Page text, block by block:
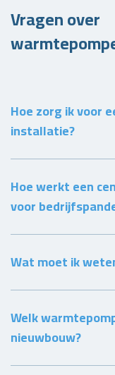
Vragen over
Hoe zorg ik voor
installatie?
Hoe werkt een
voor
Wat moet ik
Welk
nieuwbouw?